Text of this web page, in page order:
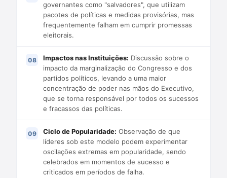
governantes como "salvadores", que utilizam
pacotes de políticas e medidas provisórias, mas
frequentemente falham em cumprir promessas
eleitorais.
Impactos nas Instituições: Discussão sobre o
impacto da marginalização do Congresso e dos
partidos políticos, levando a uma maior
concentração de poder nas mãos do Executivo,
que se torna responsável por todos os sucessos
e fracassos das políticas.
Ciclo de Popularidade: Observação de que
líderes sob este modelo podem experimentar
oscilações extremas em popularidade, sendo
celebrados em momentos de sucesso e
criticados em períodos de falha.